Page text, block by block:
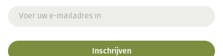
Inschrijven